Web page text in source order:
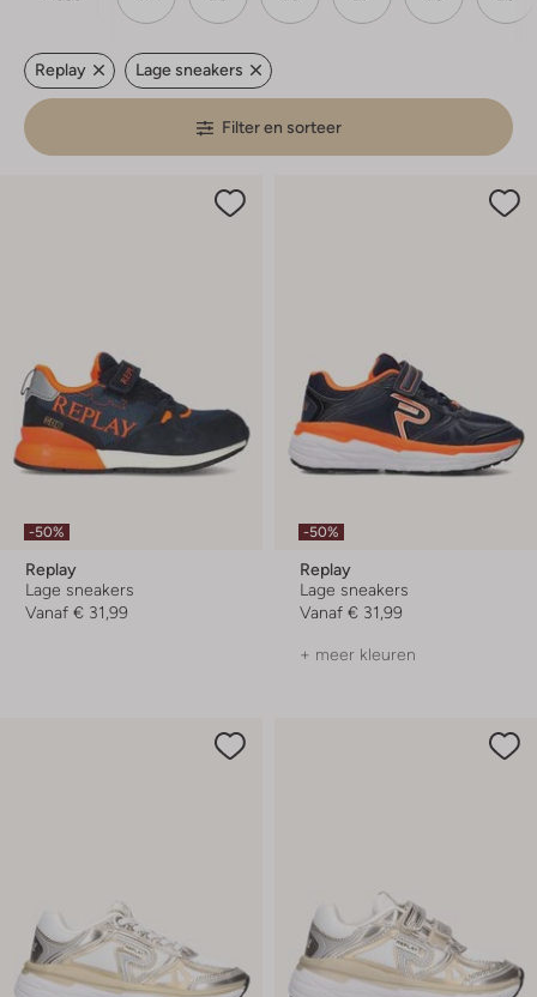
Replay Lage sneakers
Filter en sorteer
-50%
Replay
Lage sneakers
Vanaf € 31,99
-50%
Replay
Lage sneakers
Vanaf € 31,99
+ meer kleuren